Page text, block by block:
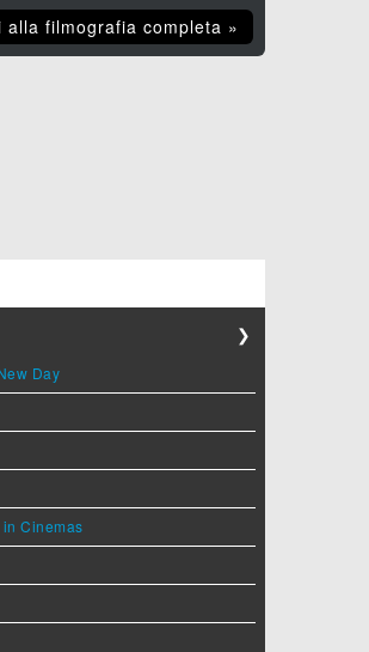
alla filmografia completa »
❯
Day
Cinemas